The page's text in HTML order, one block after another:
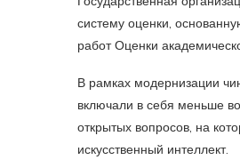
систему оценки,
работ Оценки
В рамках модернизации
включали в себя меньше
открытых вопросов, на
искусственный интеллект.